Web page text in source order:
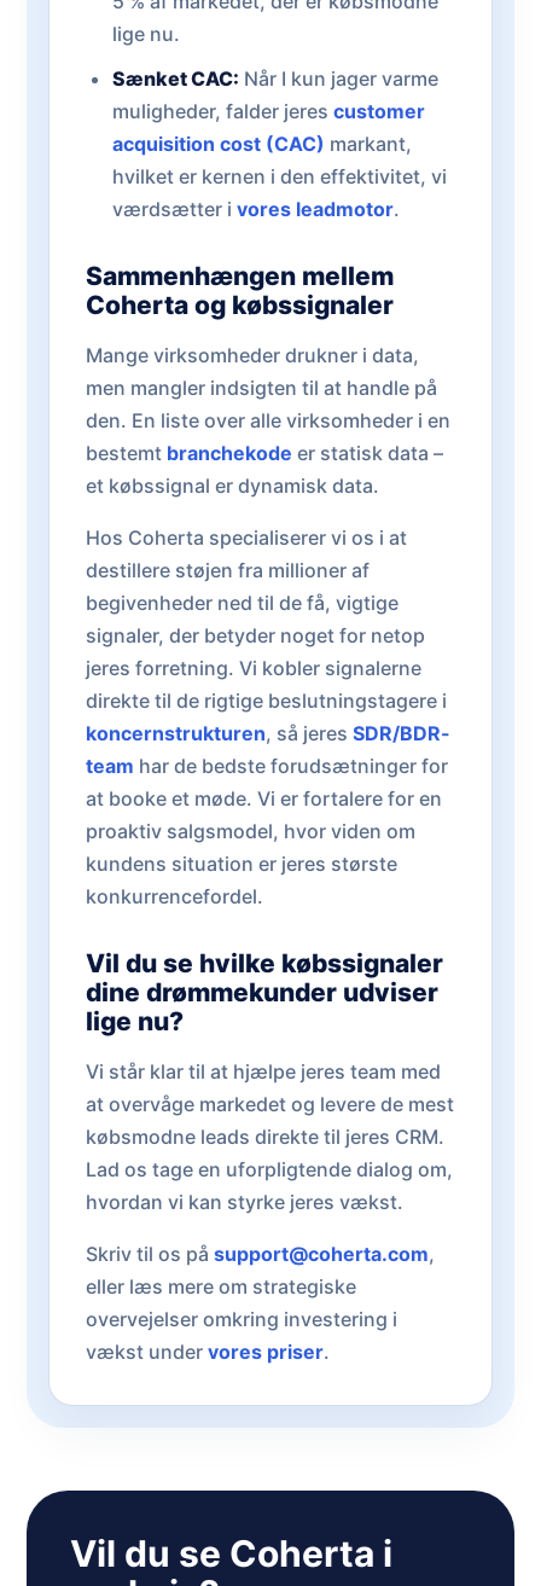
lige nu.
Sænket CAC: Når I kun jager varme
muligheder, falder jeres customer
acquisition cost (CAC) markant,
hvilket er kernen i den effektivitet, vi
værdsætter i vores leadmotor.
Sammenhængen mellem
Coherta og købssignaler
Mange virksomheder drukner i data,
men mangler indsigten til at handle på
den. En liste over alle virksomheder i en
bestemt branchekode er statisk data –
et købssignal er dynamisk data.
Hos Coherta specialiserer vi os i at
destillere støjen fra millioner af
begivenheder ned til de få, vigtige
signaler, der betyder noget for netop
jeres forretning. Vi kobler signalerne
direkte til de rigtige beslutningstagere i
koncernstrukturen, så jeres SDR/BDR-
team har de bedste forudsætninger for
at booke et møde. Vi er fortalere for en
proaktiv salgsmodel, hvor viden om
kundens situation er jeres største
konkurrencefordel.
Vil du se hvilke købssignaler
dine drømmekunder udviser
lige nu?
Vi står klar til at hjælpe jeres team med
at overvåge markedet og levere de mest
købsmodne leads direkte til jeres CRM.
Lad os tage en uforpligtende dialog om,
hvordan vi kan styrke jeres vækst.
Skriv til os på support@coherta.com,
eller læs mere om strategiske
overvejelser omkring investering i
vækst under vores priser.
Vil du se Coherta i